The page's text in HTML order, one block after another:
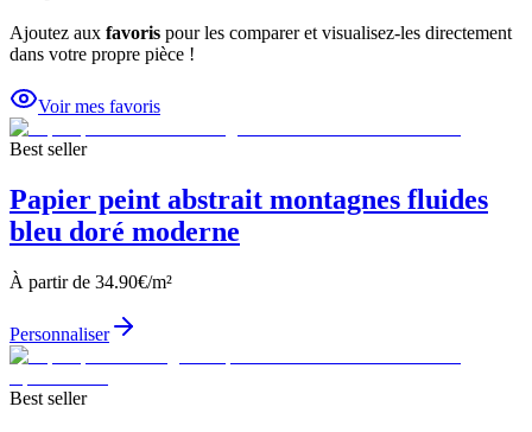
Ajoutez aux favoris pour les comparer et visualisez-les directement
dans votre propre pièce !
Voir mes favoris
Best seller
Papier peint abstrait montagnes fluides
bleu doré moderne
À partir de 34.90€/m²
Personnaliser
Best seller